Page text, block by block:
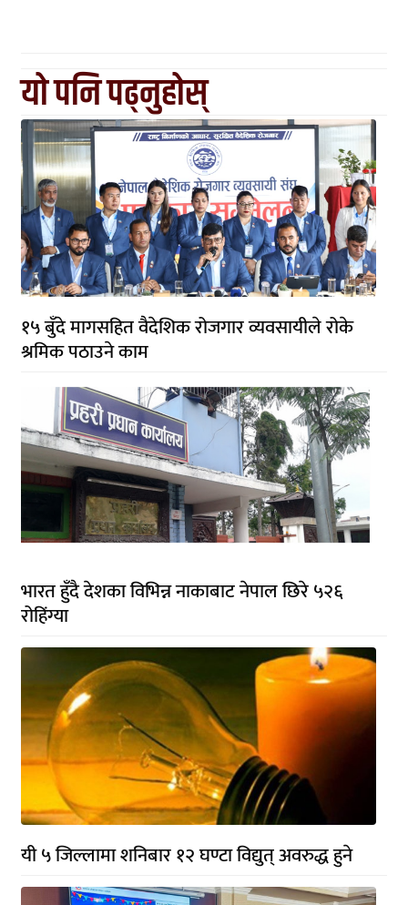
यो पनि पढ्नुहोस्
१५ बुँदे मागसहित वैदेशिक रोजगार व्यवसायीले रोके
श्रमिक पठाउने काम
भारत हुँदै देशका विभिन्न नाकाबाट नेपाल छिरे ५२६
रोहिंग्या
यी ५ जिल्लामा शनिबार १२ घण्टा विद्युत् अवरुद्ध हुने